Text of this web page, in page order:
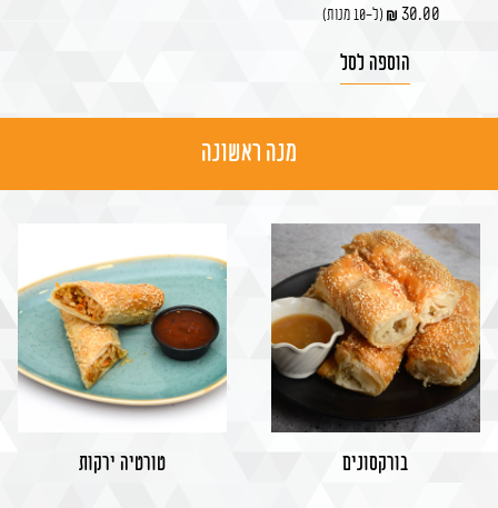
30.00 (ל-10 מנות)
הוספה לסל
מנה ראשונה
בורקסונים טורטיה ירקות